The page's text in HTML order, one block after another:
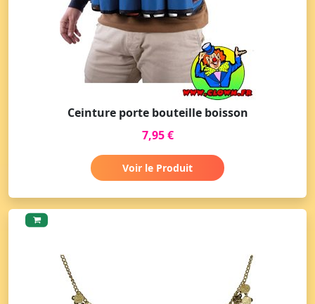
Ceinture porte bouteille boisson
7,95 €
Voir le Produit